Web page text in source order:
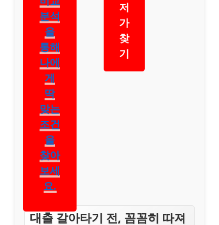
분석
을
통해
나에
게
딱
맞는
조건
을
찾아
보세
요.
저
가
찾
기
대출 갈아타기 전, 꼼꼼히 따져